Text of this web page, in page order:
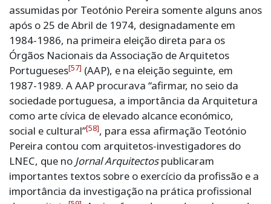
assumidas por Teotónio Pereira somente alguns anos
após o 25 de Abril de 1974, designadamente em
1984-1986, na primeira eleição direta para os
Órgãos Nacionais da Associação de Arquitetos
Portugueses[57] (AAP), e na eleição seguinte, em
1987-1989. A AAP procurava “afirmar, no seio da
sociedade portuguesa, a importância da Arquitetura
como arte cívica de elevado alcance económico,
social e cultural”[58], para essa afirmação Teotónio
Pereira contou com arquitetos-investigadores do
LNEC, que no Jornal Arquitectospublicaram
importantes textos sobre o exercício da profissão e a
importância da investigação na prática profissional